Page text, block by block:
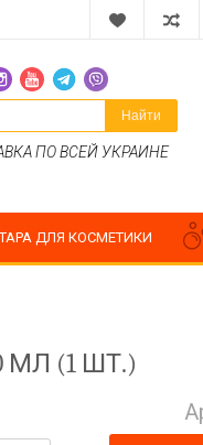
Найти
ПО ВСЕЙ УКРАИНЕ
Парфюмерные
Косметические
Пищевые
ТАРА ДЛЯ КОСМЕТИКИ
(1 ШТ.)